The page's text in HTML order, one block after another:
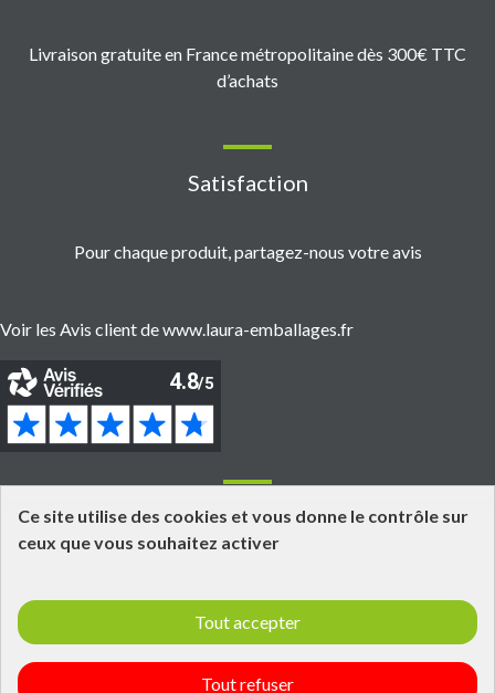
Livraison gratuite en France métropolitaine dès 300€ TTC
d’achats
Satisfaction
Pour chaque produit, partagez-nous votre avis
Voir les Avis client de www.laura-emballages.fr
Informations
Click and Collect
Livraisons et retours
Informations légales
Laura Emballages - Qui est tu ?
Ce site utilise des cookies et vous donne le contrôle sur
ceux que vous souhaitez activer
Tout accepter
Tout refuser